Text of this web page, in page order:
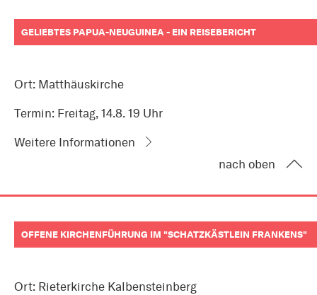
GELIEBTES PAPUA-NEUGUINEA - EIN REISEBERICHT
Ort: Matthäuskirche
Termin: Freitag, 14.8. 19 Uhr
Weitere Informationen
nach oben
OFFENE KIRCHENFÜHRUNG IM "SCHATZKÄSTLEIN FRANKENS"
Ort: Rieterkirche Kalbensteinberg